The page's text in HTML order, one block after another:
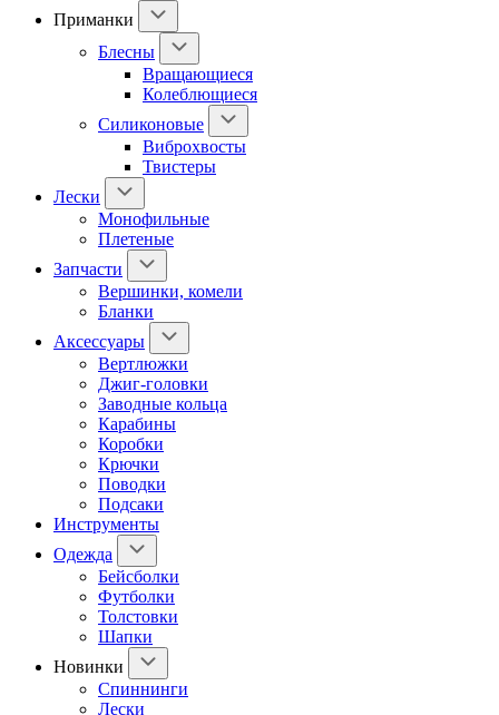
Приманки
Блесны
Вращающиеся
Колеблющиеся
Силиконовые
Виброхвосты
Твистеры
Лески
Монофильные
Плетеные
Запчасти
Вершинки, комели
Бланки
Аксессуары
Вертлюжки
Джиг-головки
Заводные кольца
Карабины
Коробки
Крючки
Поводки
Подсаки
Инструменты
Одежда
Бейсболки
Футболки
Толстовки
Шапки
Новинки
Спиннинги
Лески